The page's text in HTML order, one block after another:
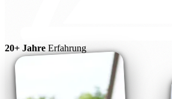
20+ Jahre Erfahrung